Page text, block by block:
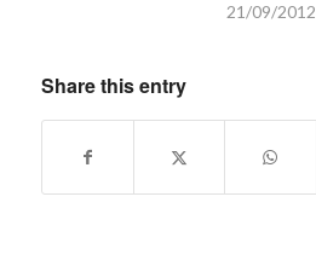
21/09/2012
Share this entry